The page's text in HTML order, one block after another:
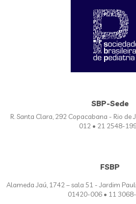
SBP-Sede
R. Santa Clara, 292 Copacabana - Rio de
012 • 21 2548-
FSBP
Alameda Jaú, 1742 – sala 51 - Jardim
01420-006 • 11